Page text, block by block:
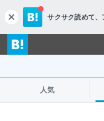
c
l
o
s
サクサク読めて、
人気